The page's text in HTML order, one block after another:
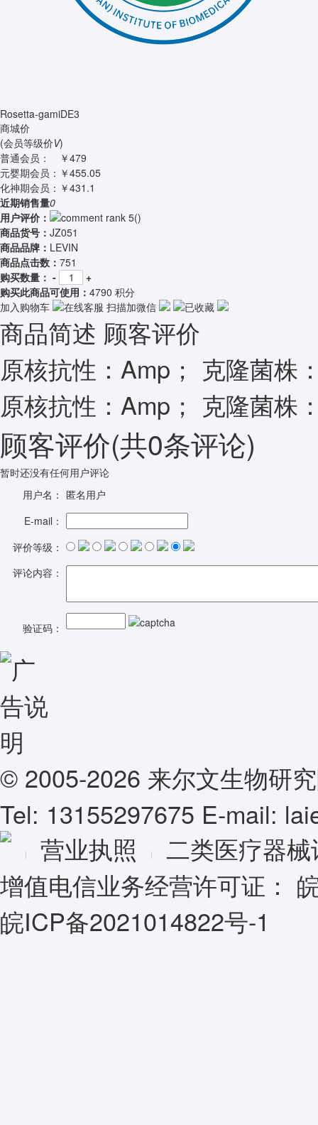
Rosetta-gamiDE3
商城价
(会员等级价V)
普通会员：
￥479
元婴期会员： ￥455.05
化神期会员： ￥431.1
近期销售量0
用户评价：
()
商品货号： JZ051
商品品牌： LEVIN
商品点击数： 751
购买数量： -
+
购买此商品可使用： 4790 积分
加入购物车
在线客服 扫描加微信 已收藏
商品简述 顾客评价
原核抗性：Amp； 克隆菌株
原核抗性：Amp； 克隆菌株
顾客评价(共0条评论)
暂时还没有任何用户评论
用户名： 匿名用户
E-mail：
评价等级：
评论内容：
验证码：
© 2005-2026 来尔文生物研
Tel: 13155297675 E-mail:
营业执照
二类医疗器
增值电信业务经营许可证：
皖ICP备2021014822号-1